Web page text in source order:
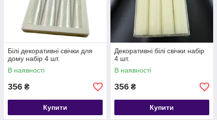
Білі декоративні свічки для
дому набір 4 шт.
В наявності
356 ₴
Купити
Декоративні білі свічки набір
4 шт.
В наявності
356 ₴
Купити